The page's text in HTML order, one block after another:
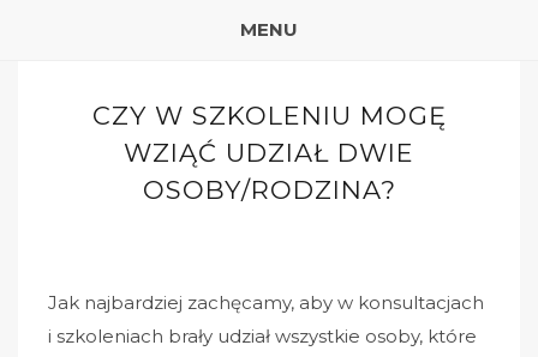
MENU
CZY W SZKOLENIU MOGĘ
WZIĄĆ UDZIAŁ DWIE
OSOBY/RODZINA?
Jak najbardziej zachęcamy, aby w konsultacjach
i szkoleniach brały udział wszystkie osoby, które